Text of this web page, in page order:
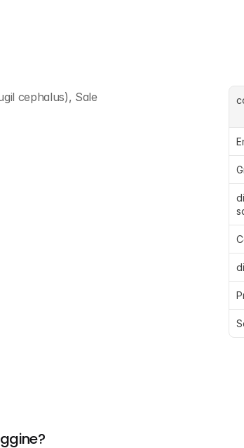
cephalus), Sale